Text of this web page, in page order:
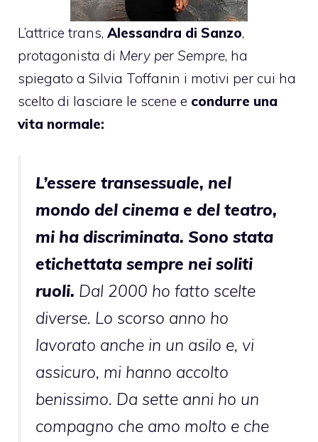
L’attrice trans, Alessandra di Sanzo,
protagonista di Mery per Sempre, ha
spiegato a Silvia Toffanin i motivi per cui ha
scelto di lasciare le scene e condurre una
vita normale:
L’essere transessuale, nel
mondo del cinema e del teatro,
mi ha discriminata. Sono stata
etichettata sempre nei soliti
ruoli. Dal 2000 ho fatto scelte
diverse. Lo scorso anno ho
lavorato anche in un asilo e, vi
assicuro, mi hanno accolto
benissimo. Da sette anni ho un
compagno che amo molto e che